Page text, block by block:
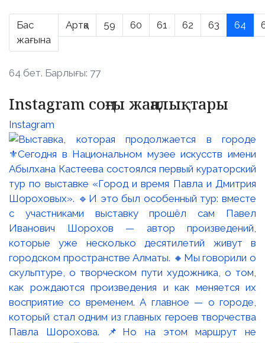
Бас
жағына
Артқа 59 60 61 62 63 64
64 бет. Барлығы: 77
Instagram соңғы жаңалықтары
Instagram